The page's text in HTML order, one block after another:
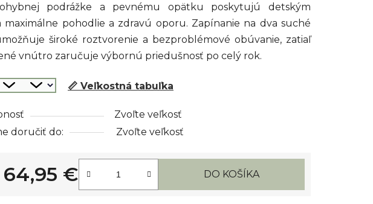
podrážke a pevnému opätku poskytujú detským
maximálne pohodlie a zdravú oporu. Zapínanie na dva suché
široké roztvorenie a bezproblémové obúvanie, zatiaľ
vnútro zaručuje výbornú priedušnosť po celý rok.
📏 Veľkostná tabuľka
Zvoľte veľkosť
doručiť do:
Zvoľte veľkosť
64,95 € DO KOŠÍKA